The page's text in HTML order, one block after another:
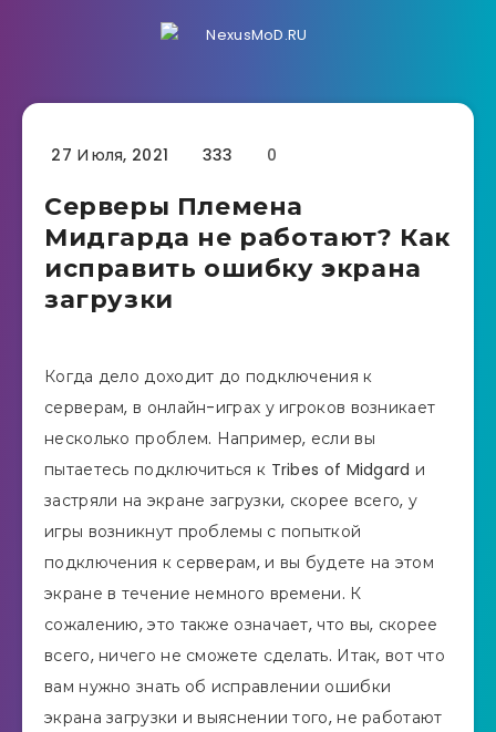
27 Июля, 2021 333 0
Серверы Племена
Мидгарда не работают? Как
исправить ошибку экрана
загрузки
Когда дело доходит до подключения к
серверам, в онлайн-играх у игроков возникает
несколько проблем. Например, если вы
пытаетесь подключиться к Tribes of Midgard и
застряли на экране загрузки, скорее всего, у
игры возникнут проблемы с попыткой
подключения к серверам, и вы будете на этом
экране в течение немного времени. К
сожалению, это также означает, что вы, скорее
всего, ничего не сможете сделать. Итак, вот что
вам нужно знать об исправлении ошибки
экрана загрузки и выяснении того, не работают